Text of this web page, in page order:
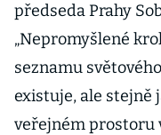
předseda Prahy
„Nepromyšlené
seznamu
existuje, ale stejně
veřejném prostoru